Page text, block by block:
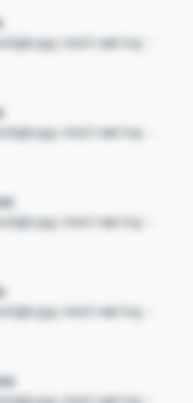
med næring -
med næring -
med næring -
med næring -
med næring -